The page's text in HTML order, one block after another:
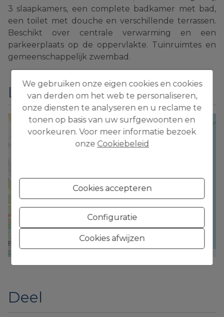
3 slaapkamers, een complete badkamer met bad,
een toilet met douche en verschillende terrassen.
Beschikt over centrale verwarming en een
parkeerplaats op de oppervlakte. Tuinruimtes en
gemeenschappelijk zwembad.
Locatie
Leaflet
Deel
We gebruiken onze eigen cookies en cookies
van derden om het web te personaliseren,
onze diensten te analyseren en u reclame te
tonen op basis van uw surfgewoonten en
voorkeuren. Voor meer informatie bezoek
onze Cookiebeleid
Cookies accepteren
Configuratie
Cookies afwijzen